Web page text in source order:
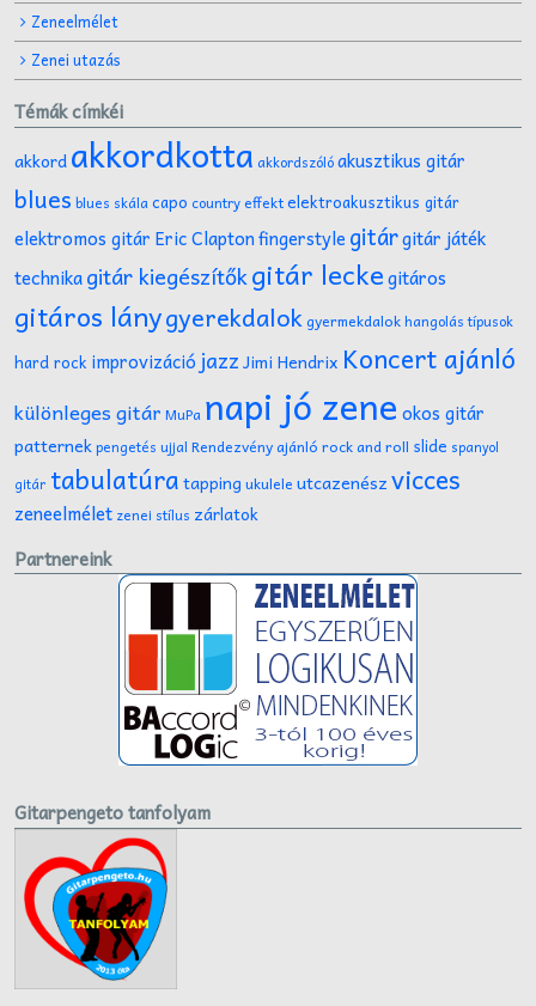
Zeneelmélet
Zenei utazás
Témák címkéi
akkordakkordkotta akkordszólóakusztikus gitár
blues blues skálacapo country effektelektroakusztikus gitár
elektromos gitár Eric Claptonfingerstyle gitárgitár játék
technikagitár kiegészítőkgitár leckegitáros
gitáros lánygyerekdalokgyermekdalokhangolás típusok
hard rock improvizáció jazzJimi Hendrix Koncert ajánló
különleges gitár MuPa napi jó zene okos gitár
patternekpengetés ujjal Rendezvény ajánló rock and roll slide spanyol
gitár tabulatúratapping ukulele utcazenészvicces
zeneelmélet zenei stílus zárlatok
Partnereink
Gitarpengeto tanfolyam